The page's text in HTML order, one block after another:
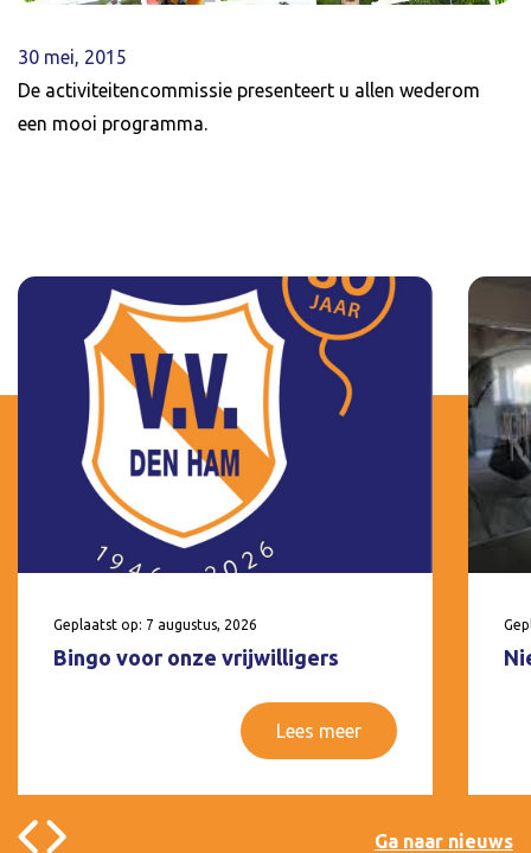
30 mei, 2015
De activiteitencommissie presenteert u allen wederom
een mooi programma.
Geplaatst op: 7 augustus, 2026
Bingo voor onze vrijwilligers
Lees meer
Ga naar nieuws